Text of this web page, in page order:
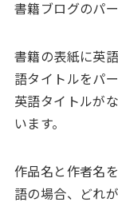
書籍ブログのパ
書籍の表紙に英
語タイトルをパ
英語タイトルが
います。
作品名と作者名
語の場合、どれ